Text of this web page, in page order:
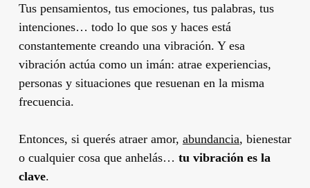
Tus pensamientos, tus emociones, tus palabras, tus
intenciones… todo lo que sos y haces está
constantemente creando una vibración. Y esa
vibración actúa como un imán: atrae experiencias,
personas y situaciones que resuenan en la misma
frecuencia.
Entonces, si querés atraer amor, abundancia, bienestar
o cualquier cosa que anhelás… tu vibración es la
clave.